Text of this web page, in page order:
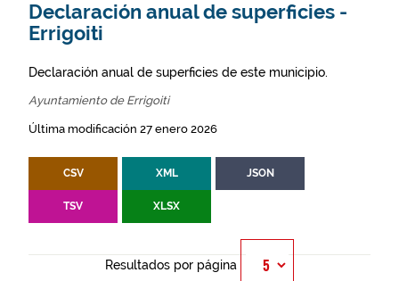
Declaración anual de superficies -
Errigoiti
Declaración anual de superficies de este municipio.
Ayuntamiento de Errigoiti
Última modificación 27 enero 2026
CSV XML JSON
TSV XLSX
Resultados por página